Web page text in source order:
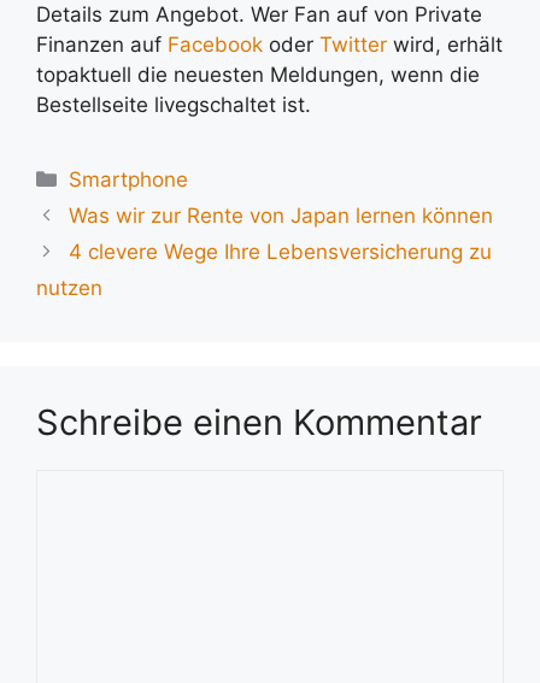
Details zum Angebot. Wer Fan auf von Private
Finanzen auf Facebook oder Twitter wird, erhält
topaktuell die neuesten Meldungen, wenn die
Bestellseite livegschaltet ist.
Kategorien
Smartphone
Was wir zur Rente von Japan lernen können
4 clevere Wege Ihre Lebensversicherung zu
nutzen
Schreibe einen Kommentar